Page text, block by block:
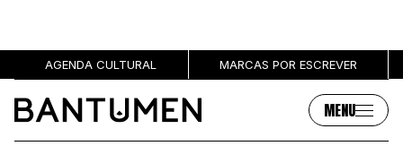
AGENDA CULTURAL MARCAS POR ESCREVER
MENU